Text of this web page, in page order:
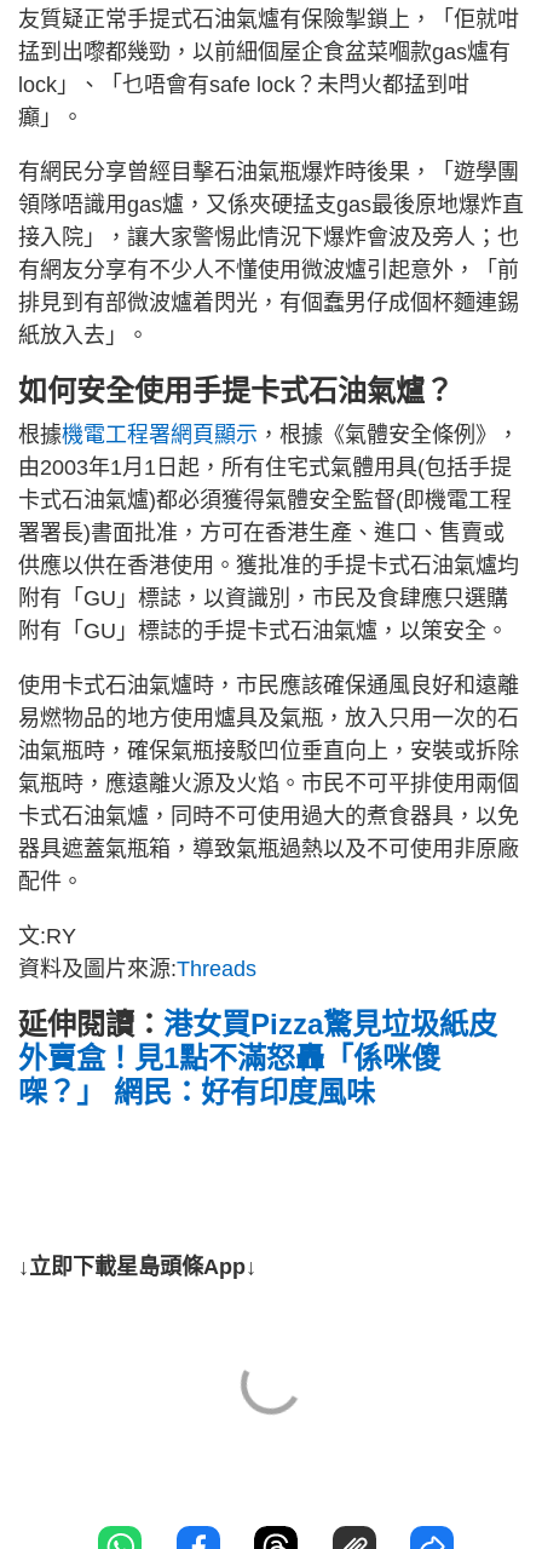
友質疑正常手提式石油氣爐有保險掣鎖上，「佢就咁
掹到出嚟都幾勁，以前細個屋企食盆菜嗰款gas爐有
lock」、「乜唔會有safe lock？未閂火都掹到咁
癲」。
有網民分享曾經目擊石油氣瓶爆炸時後果，「遊學團
領隊唔識用gas爐，又係夾硬掹支gas最後原地爆炸直
接入院」，讓大家警惕此情況下爆炸會波及旁人；也
有網友分享有不少人不懂使用微波爐引起意外，「前
排見到有部微波爐着閃光，有個蠢男仔成個杯麵連錫
紙放入去」。
如何安全使用手提卡式石油氣爐？
根據機電工程署網頁顯示 ，根據《氣體安全條例》，
由2003年1月1日起，所有住宅式氣體用具(包括手提
卡式石油氣爐)都必須獲得氣體安全監督(即機電工程
署署長)書面批准，方可在香港生產、進口、售賣或
供應以供在香港使用。獲批准的手提卡式石油氣爐均
附有「GU」標誌，以資識別，市民及食肆應只選購
附有「GU」標誌的手提卡式石油氣爐，以策安全。
使用卡式石油氣爐時，市民應該確保通風良好和遠離
易燃物品的地方使用爐具及氣瓶，放入只用一次的石
油氣瓶時，確保氣瓶接駁凹位垂直向上，安裝或拆除
氣瓶時，應遠離火源及火焰。市民不可平排使用兩個
卡式石油氣爐，同時不可使用過大的煮食器具，以免
器具遮蓋氣瓶箱，導致氣瓶過熱以及不可使用非原廠
配件。
文:RY
資料及圖片來源:Threads
延伸閱讀： 港女買Pizza驚見垃圾紙皮
外賣盒！見1點不滿怒轟「係咪傻
㗎？」 網民：好有印度風味
↓立即下載星島頭條App↓